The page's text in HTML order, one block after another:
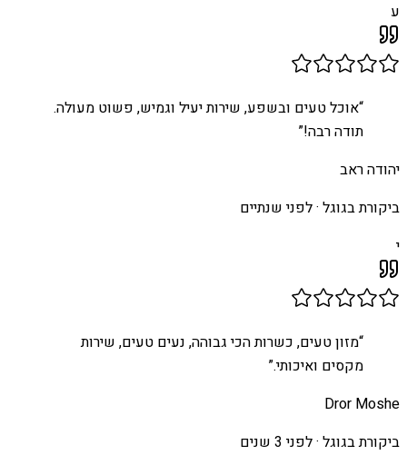
ע
“אוכל טעים ובשפע, שירות יעיל וגמיש, פשוט מעולה.
תודה רבה!”
יהודה ראב
ביקורת בגוגל ·לפני שנתיים
י
“מזון טעים, כשרות הכי גבוהה, נעים טעים, שירות
מקסים ואיכותי.”
Dror Moshe
ביקורת בגוגל ·לפני 3 שנים